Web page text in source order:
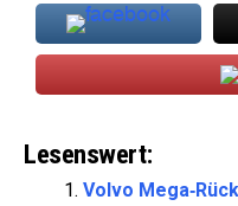
Lesenswert:
Volvo